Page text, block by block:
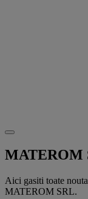
MATEROM
Aici gasiti toate
MATEROM SRL.